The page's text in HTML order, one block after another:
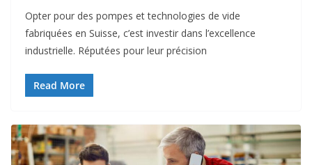
Opter pour des pompes et technologies de vide
fabriquées en Suisse, c’est investir dans l’excellence
industrielle. Réputées pour leur précision
Read More